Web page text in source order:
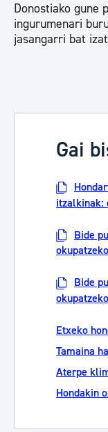
Donostiako gune
ingurumenari
jasangarri bat
Gai
itzalkinak:
Bide
Bide
Etxeko
Tamaina
Aterpe
Hondakin